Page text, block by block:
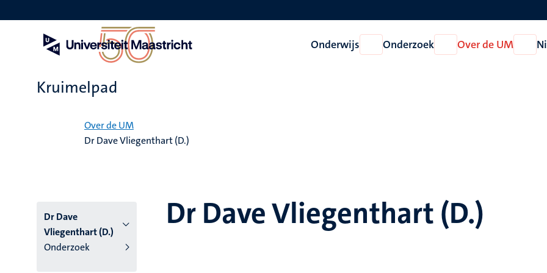
en
Onderwijs
Open
Onderwijs
Onderzoek
Open
Onderzoek
Over de UM
Open
Over
Kruimelpad
Over de UM
Dr Dave Vliegenthart (D.)
Dr Dave
Vliegenthart (D.)
Onderzoek
Dr Dave Vliegenthart (D.)